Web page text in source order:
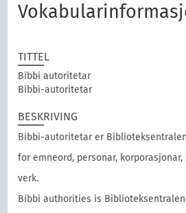
TITTEL
Bibbi autoritetar
Bibbi-autoritetar
BESKRIVING
Bibbi-autoritetar er
for emneord, personar,
verk.
Bibbi authorities is